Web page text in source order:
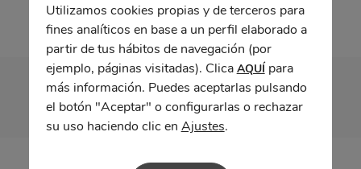
Utilizamos cookies propias y de terceros para
fines analíticos en base a un perfil elaborado a
partir de tus hábitos de navegación (por
ejemplo, páginas visitadas). Clica AQUÍpara
más información. Puedes aceptarlas pulsando
el botón "Aceptar" o configurarlas o rechazar
su uso haciendo clic en Ajustes.